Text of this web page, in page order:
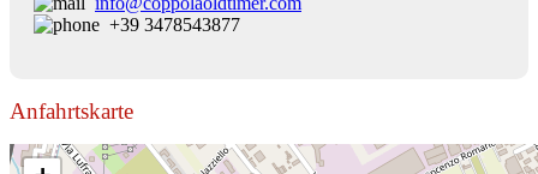
+39 3478543877
Anfahrtskarte